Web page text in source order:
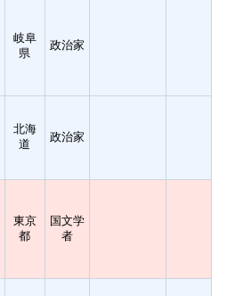
岐阜
県
政治家
北海
道
政治家
東京
都
国文学
者